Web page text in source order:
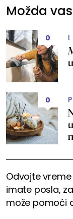
Možda
0 I
0
Odvojte
imate posla,
može pomoći